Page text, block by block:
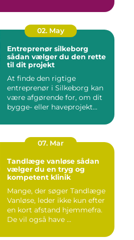
02. May
Entreprenør silkeborg
sådan vælger du den rette
til dit projekt
At finde den rigtige
entreprenør i Silkeborg kan
være afgørende for, om dit
bygge- eller haveprojekt...
07. Mar
Tandlæge vanløse sådan
vælger du en tryg og
kompetent klinik
Mange, der søger Tandlæge
Vanløse, leder ikke kun efter
en kort afstand hjemmefra.
De vil også have ...